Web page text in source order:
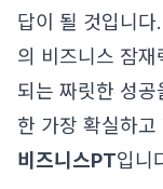
답이 될 것입니
의 비즈니스 잠
되는 짜릿한 성공
한 가장 확실하
비즈니스PT입니